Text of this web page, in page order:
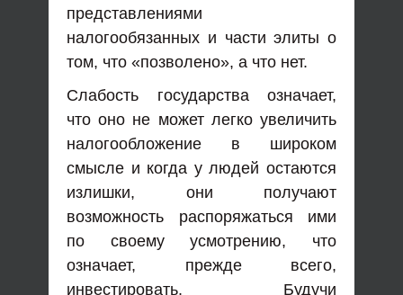
представлениями
налогообязанных и части элиты о
том, что «позволено», а что нет.
Слабость государства означает,
что оно не может легко увеличить
налогообложение в широком
смысле и когда у людей остаются
излишки, они получают
возможность распоряжаться ими
по своему усмотрению, что
означает, прежде всего,
инвестировать. Будучи